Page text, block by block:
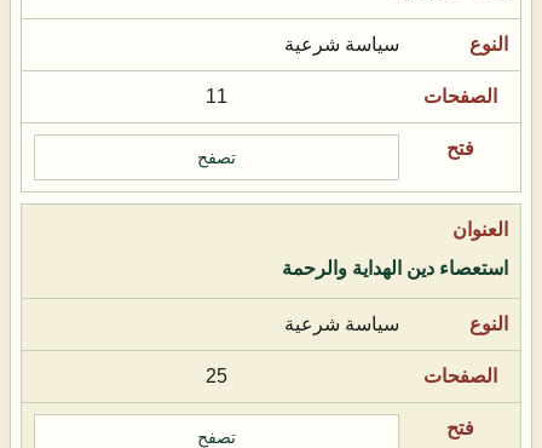
سياسة شرعية
11
تصفح
استعصاء دين الهداية والرحمة
سياسة شرعية
25
تصفح